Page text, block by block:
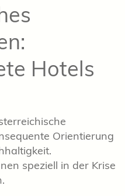
Hotels
Orientierung
speziell in der Krise